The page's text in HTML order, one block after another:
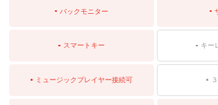
バックモニター
スマートキー キー
ミュージックプレイヤー接続可